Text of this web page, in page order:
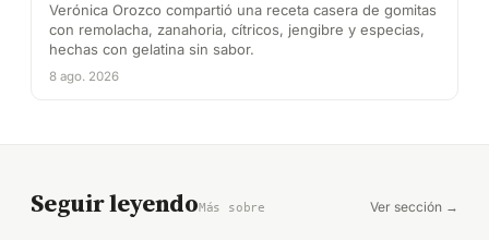
Verónica Orozco compartió una receta casera de gomitas
con remolacha, zanahoria, cítricos, jengibre y especias,
hechas con gelatina sin sabor.
8 ago. 2026
Seguir leyendoMás sobre Ver sección →